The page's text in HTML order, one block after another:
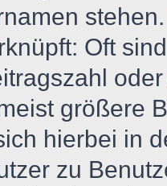
Oft
größere
hierbei in
zu